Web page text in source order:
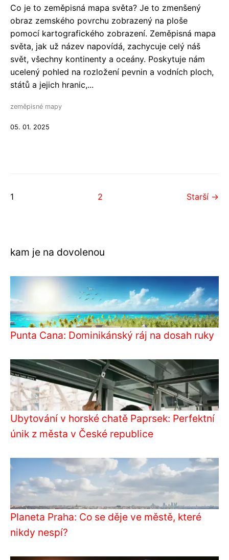
Co je to zeměpisná mapa světa? Je to zmenšený
obraz zemského povrchu zobrazený na ploše
pomocí kartografického zobrazení. Zeměpisná mapa
světa, jak už název napovídá, zachycuje celý náš
svět, všechny kontinenty a oceány. Poskytuje nám
ucelený pohled na rozložení pevnin a vodních ploch,
států a jejich hranic,...
zeměpisné mapy
05. 01. 2025
1 2 Starší →
kam je na dovolenou
Punta Cana: Dominikánský ráj na dosah ruky
Ubytování v horské chatě Paprsek: Perfektní
únik z města v České republice
Planeta Praha: Co se děje ve městě, které
nikdy nespí?